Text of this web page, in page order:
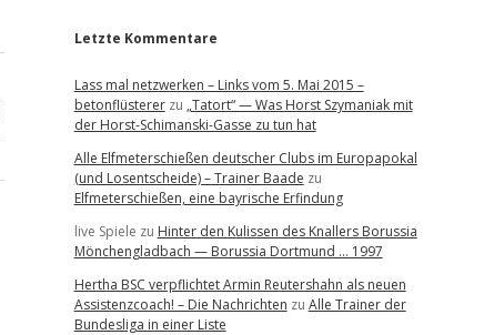
Letzte Kommentare
Lass mal netzwerken – Links vom 5. Mai 2015 –
betonflüstererzu „Tatort“ — Was Horst Szymaniak mit
der Horst-Schimanski-Gasse zu tun hat
Alle Elfmeterschießen deutscher Clubs im Europapokal
(und Losentscheide) – Trainer Baade zu
Elfmeterschießen, eine bayrische Erfindung
live Spiele zu Hinter den Kulissen des Knallers Borussia
Mönchengladbach — Borussia Dortmund … 1997
Hertha BSC verpflichtet Armin Reutershahn als neuen
Assistenzcoach! – Die Nachrichten zu Alle Trainer der
Bundesliga in einer Liste